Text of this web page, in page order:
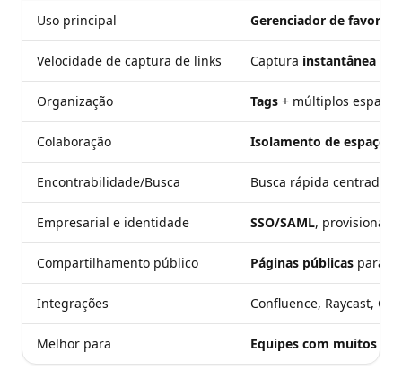
Uso principal Gerenciador de
Velocidade de captura de links Captura instantânea
Organização Tags + múltiplos
Colaboração Isolamento de espaços
Encontrabilidade/Busca Busca rápida centrada
Empresarial e identidade SSO/SAML,
Compartilhamento público Páginas públicas para
Integrações Confluence, Raycast,
Melhor para Equipes com muitos